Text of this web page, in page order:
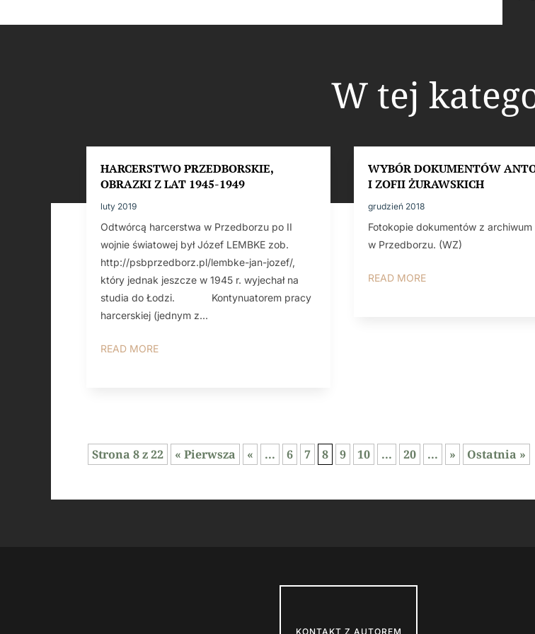
W tej
HARCERSTWO PRZEDBORSKIE,
OBRAZKI Z LAT 1945-1949
luty 2019
Odtwórcą harcerstwa w Przedborzu po II
wojnie światowej był Józef LEMBKE zob.
http://psbprzedborz.pl/lembke-jan-jozef/,
który jednak jeszcze w 1945 r. wyjechał na
studia do Łodzi. Kontynuatorem pracy
harcerskiej (jednym z...
READ MORE
WYBÓR DOKUMENTÓW
I ZOFII ŻURAWSKICH
grudzień 2018
Fotokopie dokumentów z archiwum
w Przedborzu. (WZ)
READ MORE
Strona 8 z 22 « Pierwsza « ... 6 7 8 9 10 ... 20 ... » Ostatnia »
KONTAKT Z AUTOREM